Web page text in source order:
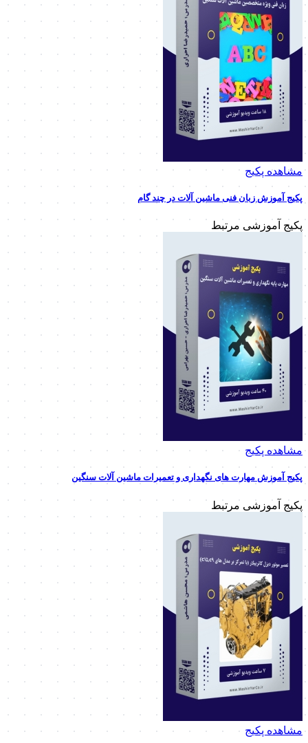
مشاهده پکیج
پکیج آموزش زبان فنی ماشین آلات در چند گام
پکیج آموزشی مرتبط
مشاهده پکیج
پکیج آموزش مهارت های نگهداری و تعمیرات ماشین آلات سنگین
پکیج آموزشی مرتبط
مشاهده پکیج